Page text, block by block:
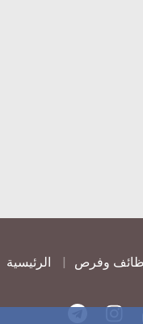
وفرص الرئيسية